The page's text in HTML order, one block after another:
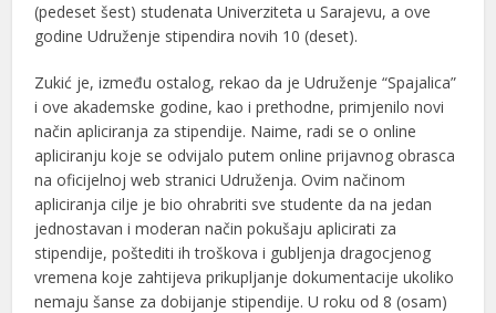
(pedeset šest) studenata Univerziteta u Sarajevu, a ove
godine Udruženje stipendira novih 10 (deset).
Zukić je, između ostalog, rekao da je Udruženje “Spajalica”
i ove akademske godine, kao i prethodne, primjenilo novi
način apliciranja za stipendije. Naime, radi se o online
apliciranju koje se odvijalo putem online prijavnog obrasca
na oficijelnoj web stranici Udruženja. Ovim načinom
apliciranja cilje je bio ohrabriti sve studente da na jedan
jednostavan i moderan način pokušaju aplicirati za
stipendije, poštediti ih troškova i gubljenja dragocjenog
vremena koje zahtijeva prikupljanje dokumentacije ukoliko
nemaju šanse za dobijanje stipendije. U roku od 8 (osam)